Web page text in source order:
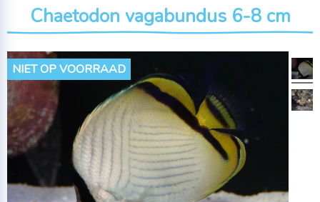
Chaetodon vagabundus 6-8 cm
NIET OP VOORRAAD